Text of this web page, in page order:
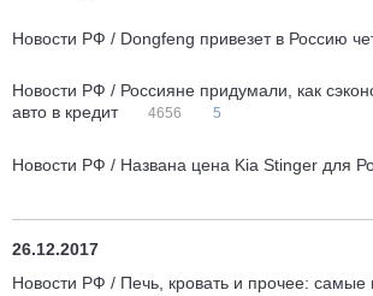
Новости РФ / Dongfeng привезет в Россию
Новости РФ / Россияне придумали, как
авто в кредит
4656 5
Новости РФ / Названа цена Kia Stinger для
26.12.2017
Новости РФ / Печь, кровать и прочее: